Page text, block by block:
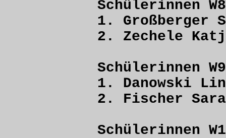
Schülerinnen W8
1.
2. Zechele
Schülerinnen W9
1.
2. Fischer
Schülerinnen